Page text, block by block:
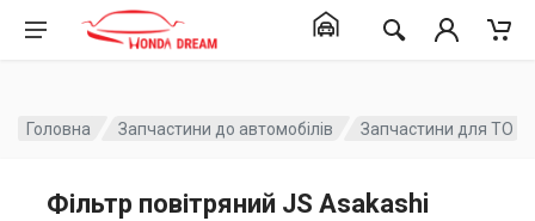
Головна Запчастини до автомобілів Запчастини для ТО
Фільтр повітряний JS Asakashi